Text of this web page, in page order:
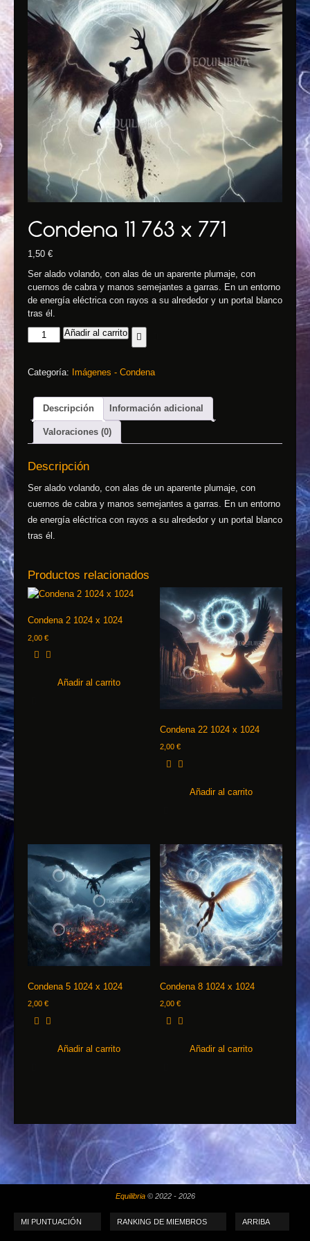
1,50 €
Ser alado volando, con alas de un aparente plumaje, con
cuernos de cabra y manos semejantes a garras. En un entorno
de energía eléctrica con rayos a su alrededor y un portal blanco
tras él.
Añadir al carrito
Categoría: Imágenes - Condena
Descripción Información adicional
Valoraciones (0)
Descripción
Ser alado volando, con alas de un aparente plumaje, con
cuernos de cabra y manos semejantes a garras. En un entorno
de energía eléctrica con rayos a su alrededor y un portal blanco
tras él.
Productos relacionados
Condena 2 1024 x 1024
2,00 €
Añadir al carrito
Condena 22 1024 x 1024
2,00€
Añadir al carrito
Condena 5 1024 x 1024
2,00 €
Añadir al carrito
Condena 8 1024 x 1024
2,00€
Añadir al carrito
Equilibria© 2022 - 2026
MI PUNTUACIÓN RANKING DE MIEMBROS ARRIBA